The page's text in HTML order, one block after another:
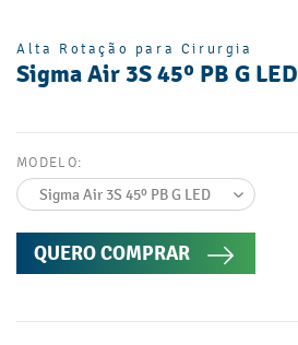
Alta Rotação para Cirurgia
Sigma Air 3S 45º PB G LED
MODELO:
QUERO COMPRAR